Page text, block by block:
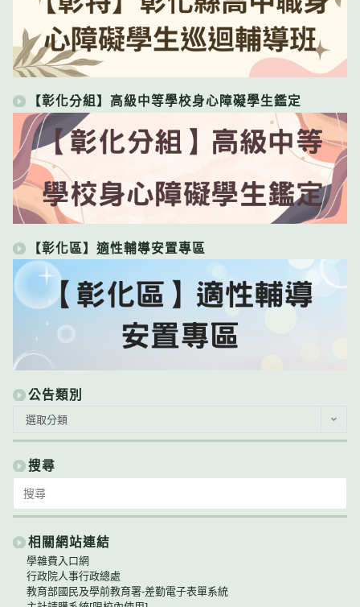
【彰化分組】高級中等學校身心障礙學生鑑定
【彰化區】適性輔導安置專區
公告類別
類
別
選取分類
搜尋
for:
相關網站連結
學雜費入口網
行政院人事行政總處
教育部國民及學前教育署-差勤電子表單系統